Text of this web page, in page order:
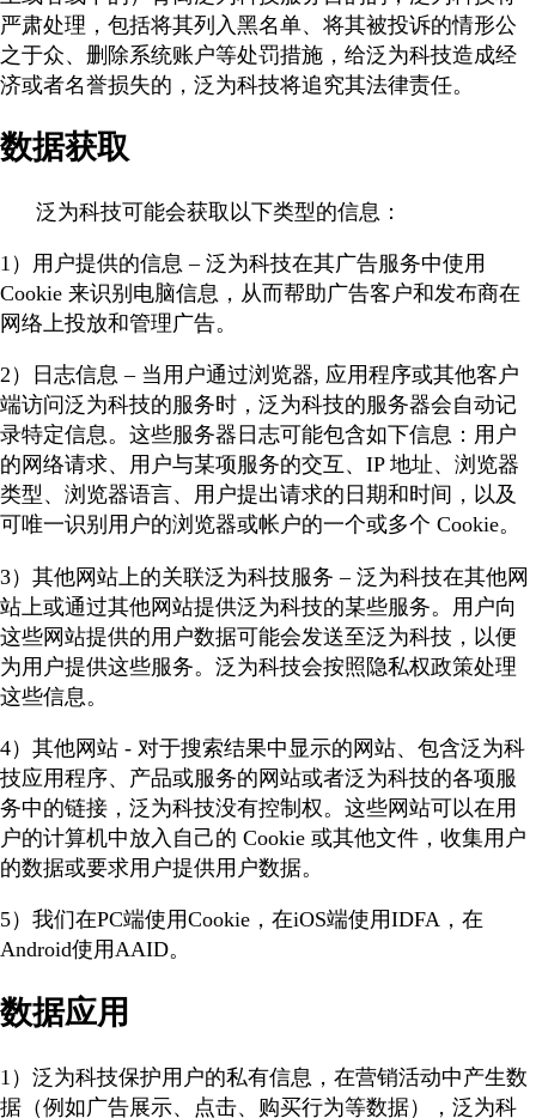
严肃处理，包括将其列入黑名单、将其被投诉的情形公
之于众、删除系统账户等处罚措施，给泛为科技造成经
济或者名誉损失的，泛为科技将追究其法律责任。
数据获取
泛为科技可能会获取以下类型的信息：
1）用户提供的信息 – 泛为科技在其广告服务中使用
Cookie 来识别电脑信息，从而帮助广告客户和发布商在
网络上投放和管理广告。
2）日志信息 – 当用户通过浏览器, 应用程序或其他客户
端访问泛为科技的服务时，泛为科技的服务器会自动记
录特定信息。这些服务器日志可能包含如下信息：用户
的网络请求、用户与某项服务的交互、IP 地址、浏览器
类型、浏览器语言、用户提出请求的日期和时间，以及
可唯一识别用户的浏览器或帐户的一个或多个 Cookie。
3）其他网站上的关联泛为科技服务 – 泛为科技在其他网
站上或通过其他网站提供泛为科技的某些服务。用户向
这些网站提供的用户数据可能会发送至泛为科技，以便
为用户提供这些服务。泛为科技会按照隐私权政策处理
这些信息。
4）其他网站 - 对于搜索结果中显示的网站、包含泛为科
技应用程序、产品或服务的网站或者泛为科技的各项服
务中的链接，泛为科技没有控制权。这些网站可以在用
户的计算机中放入自己的 Cookie 或其他文件，收集用户
的数据或要求用户提供用户数据。
5）我们在PC端使用Cookie，在iOS端使用IDFA，在
Android使用AAID。
数据应用
1）泛为科技保护用户的私有信息，在营销活动中产生数
据（例如广告展示、点击、购买行为等数据），泛为科